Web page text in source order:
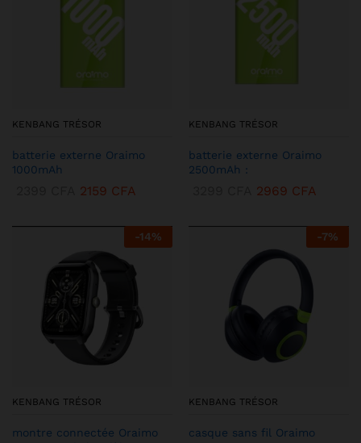
KENBANG TRÉSOR
batterie externe Oraimo
1000mAh
2159 CFA
KENBANG TRÉSOR
batterie externe Oraimo
2500mAh :
2969 CFA
-14%
KENBANG TRÉSOR
montre connectée Oraimo
-7%
KENBANG TRÉSOR
casque sans fil Oraimo